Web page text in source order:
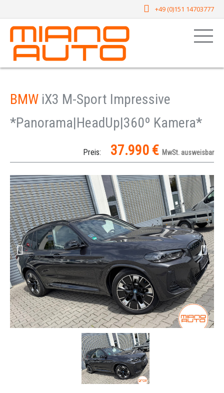
+49 (0)151 14703777
BMW iX3 M-Sport Impressive
*Panorama|HeadUp|360º Kamera*
Preis: 37.990 € MwSt. ausweisbar